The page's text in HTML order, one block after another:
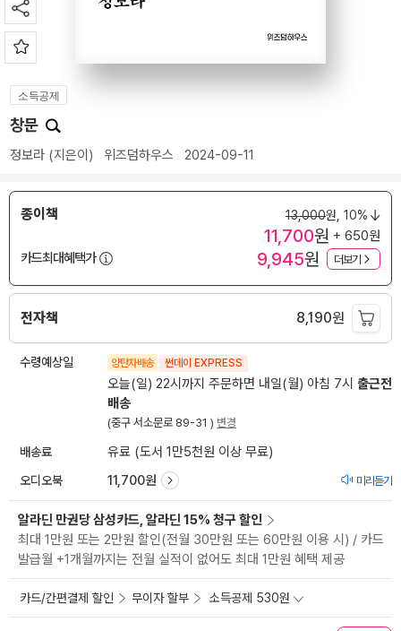
소득공제
창문
정보라 (지은이) 위즈덤하우스 2024-09-11
종이책 13,000원, 10%
11,700원 + 650원
카드최대혜택가
9,945원 더보기
전자책 8,190원
수령예상일 양탄자배송 썬데이 EXPRESS
오늘(일) 22시까지 주문하면 내일(월) 아침 7시 출근전
배송
(중구 서소문로 89-31 ) 변경
배송료 유료 (도서 1만5천원 이상 무료)
오디오북 11,700원 미리듣기
알라딘 만권당 삼성카드, 알라딘 15% 청구 할인
최대 1만원 또는 2만원 할인(전월 30만원 또는 60만원 이용 시) / 카드
발급월 +1개월까지는 전월 실적이 없어도 최대 1만원 혜택 제공
카드/간편결제 할인 무이자 할부 소득공제 530원